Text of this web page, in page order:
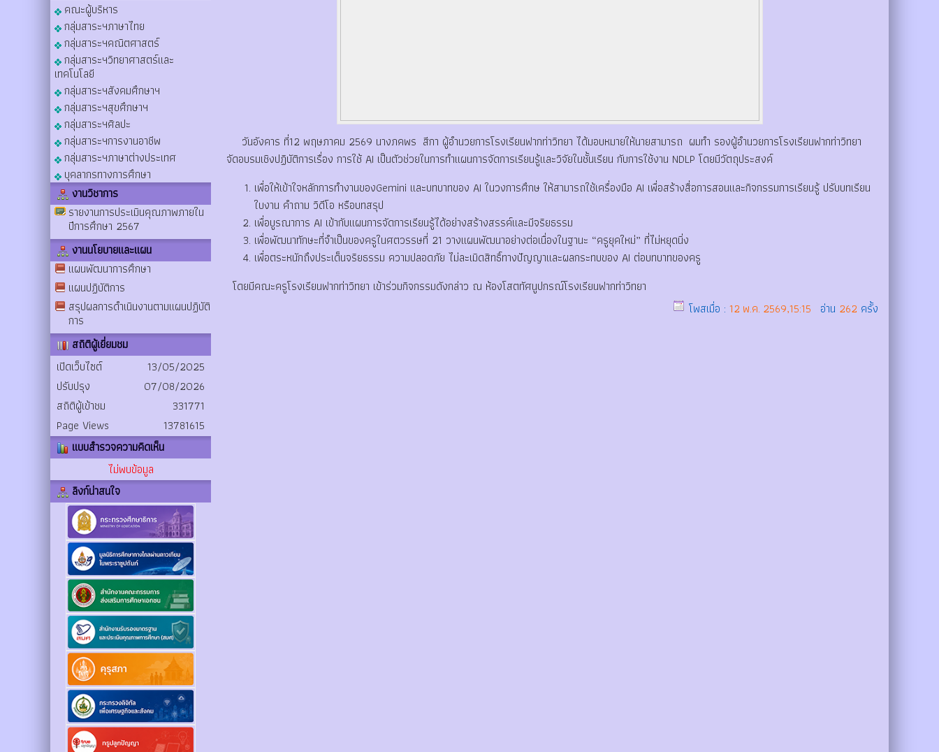
คณะผู้บริหาร
กลุ่มสาระฯภาษาไทย
กลุ่มสาระฯคณิตศาสตร์
กลุ่มสาระฯวิทยาศาสตร์และ
เทคโนโลยี
กลุ่มสาระฯสังคมศึกษาฯ
กลุ่มสาระฯสุขศึกษาฯ
กลุ่มสาระฯศิลปะ
กลุ่มสาระฯการงานอาชีพ
กลุ่มสาระฯภาษาต่างประเทศ
บุคลากรทางการศึกษา
งานวิชาการ
รายงานการประเมินคุณภาพภายใน
ปีการศึกษา 2567
งานนโยบายและแผน
แผนพัฒนาการศึกษา
แผนปฏิบัติการ
สรุปผลการดำเนินงานตามแผนปฏิบัติ
การ
สถิติผู้เยี่ยมชม
เปิดเว็บไซต์
13/05/2025
ปรับปรุง
07/08/2026
สถิติผู้เข้าชม
331771
Page Views
13781615
แบบสำรวจความคิดเห็น
ไม่พบข้อมูล
ลิงก์น่าสนใจ
วันอังคาร ที่12 พฤษภาคม 2569 นางภคพร สีกา ผู้อำนวยการโรงเรียนฟากท่าวิทยา ได้มอบหมายให้นายสามารถ ผมทำ รองผู้อำนวยการโรงเรียนฟากท่าวิทยา
จัดอบรมเชิงปฏิบัติการเรื่อง การใช้ AI เป็นตัวช่วยในการทำแผนการจัดการเรียนรู้และวิจัยในชั้นเรียน กับการใช้งาน NDLP โดยมีวัตถุประสงค์
เพื่อให้เข้าใจหลักการทำงานของGemini และบทบาทของ AI ในวงการศึกษ ให้สามารถใช้เครื่องมือ AI เพื่อสร้างสื่อการสอนและกิจกรรมการเรียนรู้ ปรับบทเรียน
ใบงาน คำถาม วิดีโอ หรือบทสรุป
เพื่อบูรณาการ AI เข้ากับแผนการจัดการเรียนรู้ได้อย่างสร้างสรรค์และมีจริยธรรม
เพื่อพัฒนาทักษะที่จำเป็นของครูในศตวรรษที่ 21 วางแผนพัฒนาอย่างต่อเนื่องในฐานะ “ครูยุคใหม่” ที่ไม่หยุดนิ่ง
เพื่อตระหนักถึงประเด็นจริยธรรม ความปลอดภัย ไม่ละเมิดสิทธิ์ทางปัญญาและผลกระทบของ AI ต่อบทบาทของครู
โดยมีคณะครูโรงเรียนฟากท่าวิทยา เข้าร่วมกิจกรรมดังกล่าว ณ ห้องโสตทัศนูปกรณ์โรงเรียนฟากท่าวิทยา
โพสเมื่อ : 12 พ.ค. 2569,15:15 อ่าน 262 ครั้ง